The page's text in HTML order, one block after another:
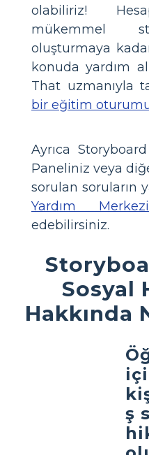
olabiliriz!
mükemmel
oluşturmaya
konuda yardım
That uzmanıyla
bir eğitim
Ayrıca
Paneliniz veya
sorulan soruların
Yardım
edebilirsiniz.
Sosyal
Hakkında
ş